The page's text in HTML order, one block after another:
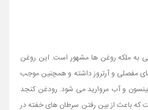
به ملکه روغن ها مشهور است. این روغن
مفصلی و آرتروز داشته و همچنین موجب
و آب مروارید می شود. رودغن کنجد
باعث از بین رفتن سرطان های خفته در